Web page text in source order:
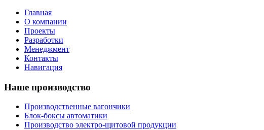
Главная
О компании
Проекты
Разработки
Менеджмент
Контакты
Навигация
Наше производство
Производственные вагончики
Блок-боксы автоматики
Производство электро-щитовой продукции